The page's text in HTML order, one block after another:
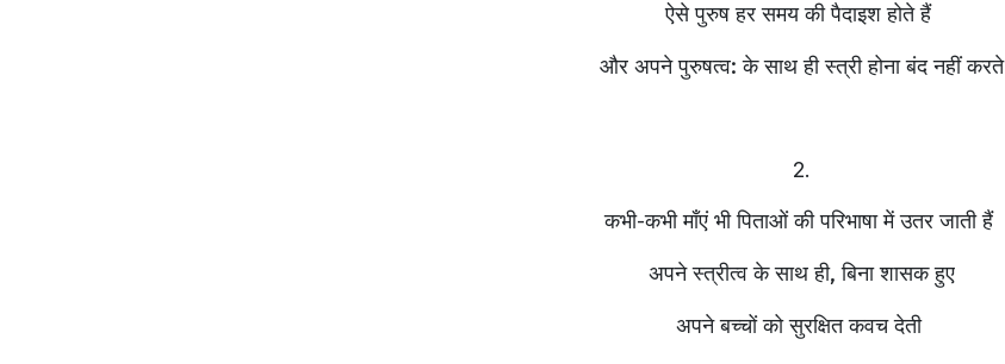
ऐसे पुरुष हर समय की पैदाइश होते हैं
और अपने पुरुषत्व: के साथ ही स्त्री होना बंद नहीं करते
2.
कभी-कभी माँएं भी पिताओं की परिभाषा में उतर जाती हैं
अपने स्त्रीत्व के साथ ही, बिना शासक हुए
अपने बच्चों को सुरक्षित कवच देती